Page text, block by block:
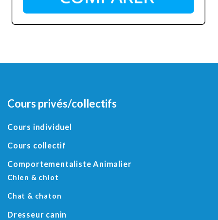
Cours privés/collectifs
Cours individuel
Cours collectif
Comportementaliste Animalier
Chien & chiot
Chat & chaton
Dresseur canin